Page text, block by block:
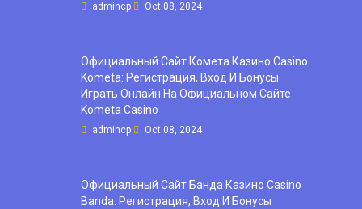
admincp Oct 08, 2024
Официальный Сайт Комета Казино Casino
Kometa: Регистрация, Вход И Бонусы ️
Играть Онлайн На Официальном Сайте
Kometa Casino
admincp Oct 08, 2024
Официальный Сайт Банда Казино Casino
Banda: Регистрация, Вход И Бонусы ️